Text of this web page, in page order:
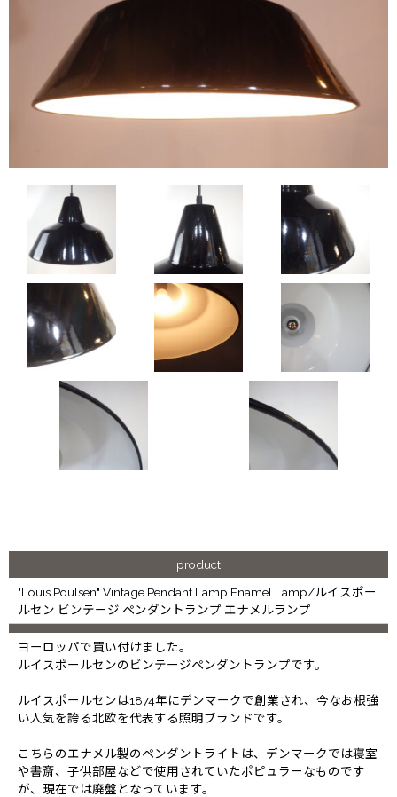
product
"Louis Poulsen" Vintage Pendant Lamp Enamel Lamp/ルイスポー
ルセン ビンテージ ペンダントランプ エナメルランプ
ヨーロッパで買い付けました。
ルイスポールセンのビンテージペンダントランプです。
ルイスポールセンは1874年にデンマークで創業され、今なお根強
い人気を誇る北欧を代表する照明ブランドです。
こちらのエナメル製のペンダントライトは、デンマークでは寝室
や書斎、子供部屋などで使用されていたポピュラーなものです
が、現在では廃盤となっています。